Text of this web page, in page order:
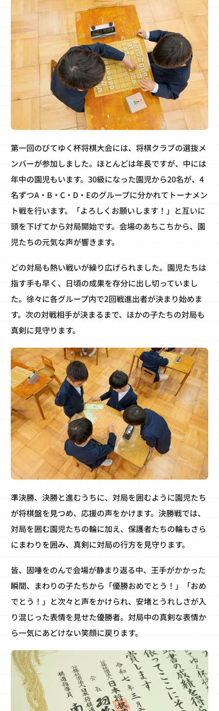
第一回のびてゆく杯将棋大会には、将棋クラブの選抜メ
ンバーが参加しました。ほとんどは年長ですが、中には
年中の園児もいます。30級になった園児から20名が、4
名ずつA・B・C・D・Eのグループに分かれてトーナメン
ト戦を行います。「よろしくお願いします！」と互いに
頭を下げてから対局開始です。会場のあちこちから、園
児たちの元気な声が響きます。
どの対局も熱い戦いが繰り広げられました。園児たちは
指す手も早く、日頃の成果を存分に出し切っていまし
た。徐々に各グループ内で2回戦進出者が決まり始めま
す。次の対戦相手が決まるまで、ほかの子たちの対局も
真剣に見守ります。
準決勝、決勝と進むうちに、対局を囲むように園児たち
が将棋盤を見つめ、応援の声をかけます。決勝戦では、
対局を囲む園児たちの輪に加え、保護者たちの輪もさら
にまわりを囲み、真剣に対局の行方を見守ります。
皆、固唾をのんで会場が静まり返る中、王手がかかった
瞬間、まわりの子たちから「優勝おめでとう！」「おめ
でとう！」と次々と声をかけられ、安堵とうれしさが入
り混じった表情を見せた優勝者。対局中の真剣な表情か
ら一気にあどけない笑顔に戻ります。